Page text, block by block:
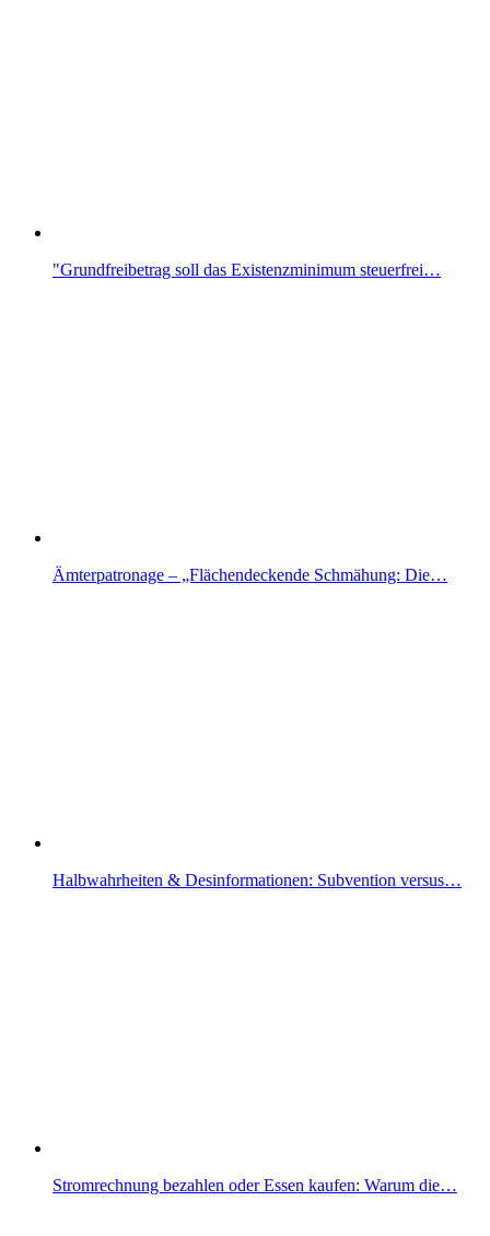
"Grundfreibetrag soll das Existenzminimum steuerfrei…
Ämterpatronage – „Flächendeckende Schmähung: Die…
Halbwahrheiten & Desinformationen: Subvention versus…
Stromrechnung bezahlen oder Essen kaufen: Warum die…